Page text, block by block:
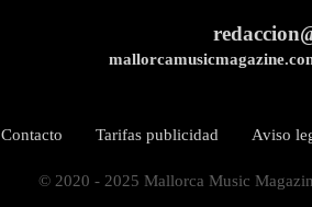
Contacto Tarifas publicidad Aviso
© 2020 - 2025 Mallorca Music